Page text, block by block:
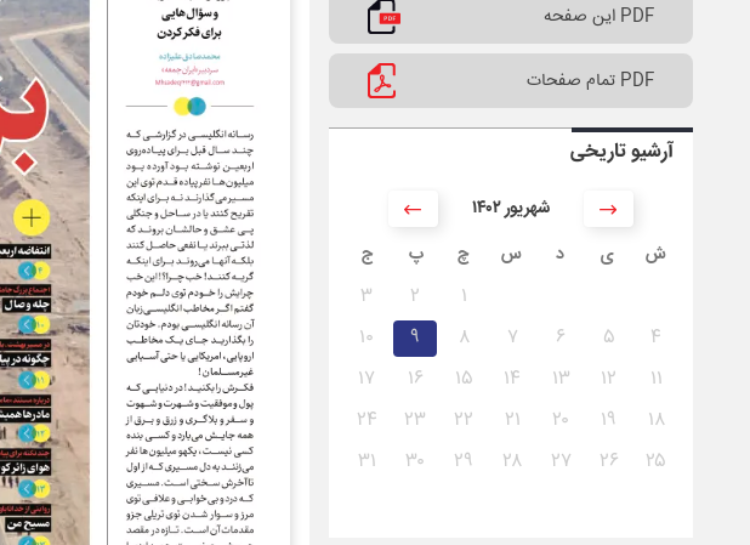
PDF این صفحه
PDF تمام صفحات
آرشیو تاریخی
۱۴۰۲ شهریور
ش
ی د س چ پ ج
۱ ۲
۳
۴
۵ ۶ ۷ ۸ ۹
۱۰
۱۱
۱۲ ۱۳ ۱۴ ۱۵ ۱۶
۱۷
۱۸
۱۹ ۲۰ ۲۱ ۲۲ ۲۳
۲۴
۲۵
۲۶ ۲۷ ۲۸ ۲۹ ۳۰ ۳۱